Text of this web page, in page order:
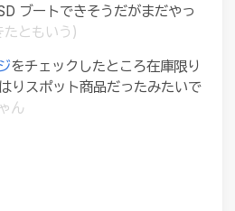
ブートできそうだがまだやっ
たともいう)
をチェックしたところ在庫限り
りスポット商品だったみたいで
ん